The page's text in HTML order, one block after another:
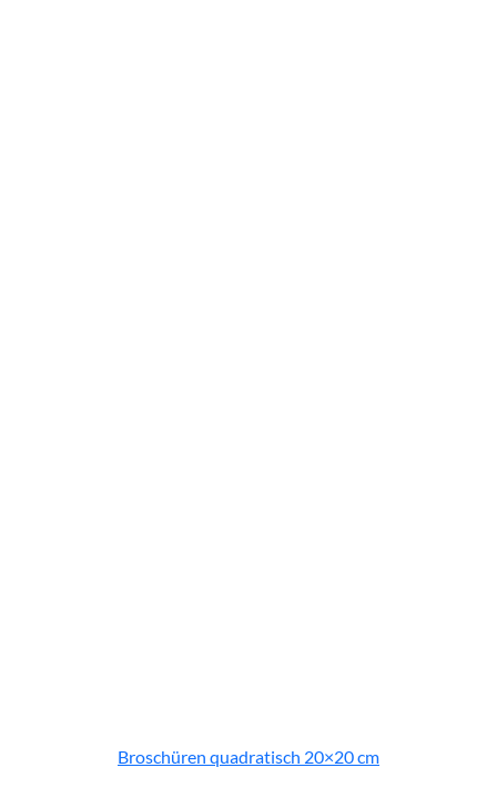
Broschüren quadratisch 20×20 cm